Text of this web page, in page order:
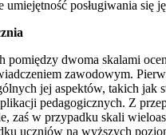
posługiwania się
pomiędzy dwoma skalami
zawodowym.
jej aspektów, takich
pedagogicznych. Z
zaś w przypadku skali
uczniów na wyższych